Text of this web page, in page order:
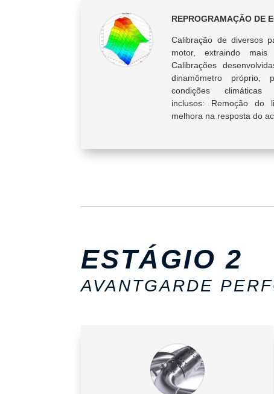
REPROGRAMAÇÃO DE
Calibração de diversos
motor, extraindo mais
Calibrações
dinamômetro
condições climáticas
inclusos: Remoção do
melhora na resposta do
ESTÁGIO 2
AVANTGARDE